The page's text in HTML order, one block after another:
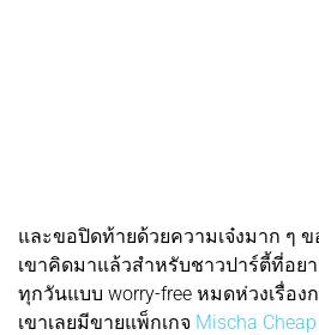
และขอปิดท้ายด้วยความเจ๋งมาก ๆ ข
เขาคิดมาแล้วสำหรับชาวปาร์ตี้ที่อย
ทุกวันแบบ worry-free หมดห่วงเรื่อง
เขาเลยมีขายแพ็กเกจ Mischa